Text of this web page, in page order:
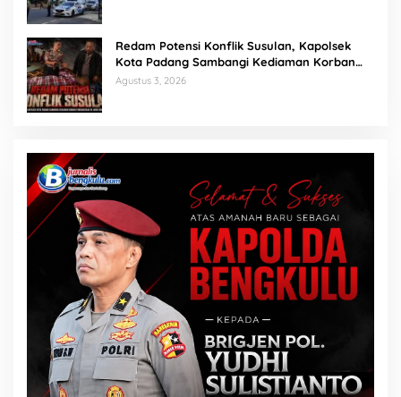
Redam Potensi Konflik Susulan, Kapolsek
Kota Padang Sambangi Kediaman Korban
Penganiayaan di Lubuk Mumpo
Agustus 3, 2026